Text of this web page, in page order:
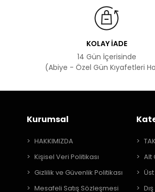
KOLAY İADE
14 Gün İçerisinde
(Abiye - Özel Gün Kıyafetleri
Kurumsal
HAKKIMIZDA
Kişisel Veri Politikası
Gizlilik ve Güvenlik Politikası
Mesafeli Satış Sözleşmesi
Alt